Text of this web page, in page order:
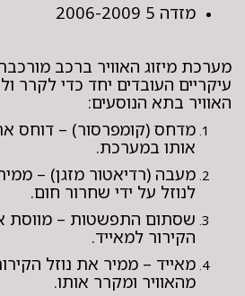
מזדה 5 2006-2009
מערכת מיזוג האוויר ברכב
עיקריים העובדים יחד כדי לקרר
האוויר בתא הנוסעים:
מדחס (קומפרסור) – דוחס
אותו במערכת.
מעבה (רדיאטור מזגן) –
לנוזל על ידי שחרור חום.
שסתום התפשטות – מווסת
הקירור למאייד.
מאייד – ממיר את נוזל
מהאוויר ומקרר אותו.